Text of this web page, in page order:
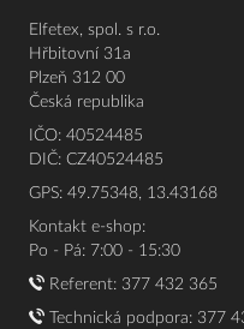
Elfetex, spol. s r.o.
Hřbitovní 31a
Plzeň 312 00
Česká republika
IČO: 40524485
DIČ: CZ40524485
GPS: 49.75348, 13.43168
Kontakt e-shop:
Po - Pá: 7:00 - 15:30
Referent: 377 432 365
Technická podpora: 377